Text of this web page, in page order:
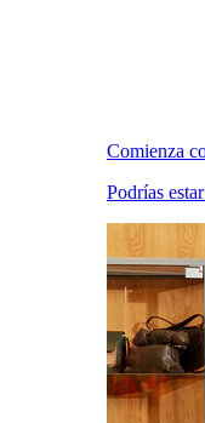
Comienza
Podrías